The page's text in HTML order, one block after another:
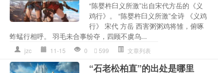
“陈婴杵臼义所激”出自宋代方岳的《义
鸡行》。 “陈婴杵臼义所激”全诗 《义鸡
行》 宋代 方岳 西害粥粥鸡将雏，俯啄
蚱蜢行相呼。 羽毛未合事纷夺，四顾不虞乌...
jzc 11-15 0 599 文章列表
“石老松柏直”的出处是哪里